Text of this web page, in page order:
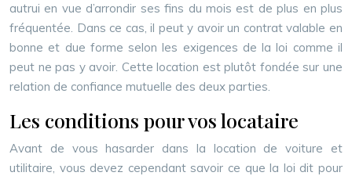
autrui en vue d’arrondir ses fins du mois est de plus en plus
fréquentée. Dans ce cas, il peut y avoir un contrat valable en
bonne et due forme selon les exigences de la loi comme il
peut ne pas y avoir. Cette location est plutôt fondée sur une
relation de confiance mutuelle des deux parties.
Les conditions pour vos locataire
Avant de vous hasarder dans la location de voiture et
utilitaire, vous devez cependant savoir ce que la loi dit pour